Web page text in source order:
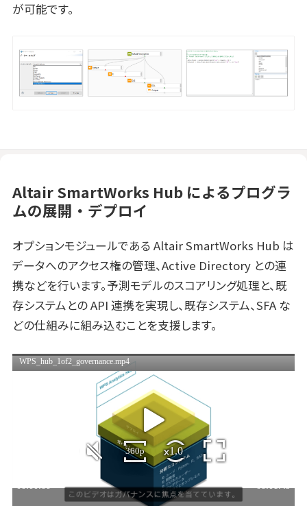
が可能です。
Altair SmartWorks Hub によるプログラ
ムの展開・デプロイ
オプションモジュールである Altair SmartWorks Hub は
データへのアクセス権の管理、Active Directory との連
携などを行います。予測モデルのスコアリング処理と、既
存システムとの API 連携を実現し、既存システム、SFA な
どの仕組みに組み込むことを支援します。